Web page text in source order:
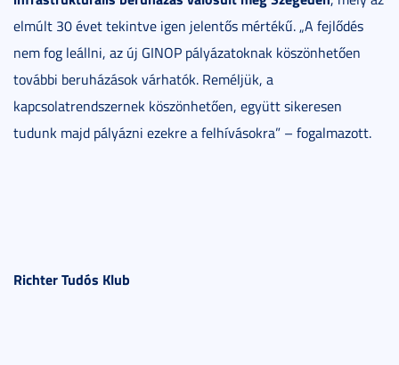
elmúlt 30 évet tekintve igen jelentős mértékű. „A fejlődés
nem fog leállni, az új GINOP pályázatoknak köszönhetően
további beruházások várhatók. Reméljük, a
kapcsolatrendszernek köszönhetően, együtt sikeresen
tudunk majd pályázni ezekre a felhívásokra” – fogalmazott.
Richter Tudós Klub